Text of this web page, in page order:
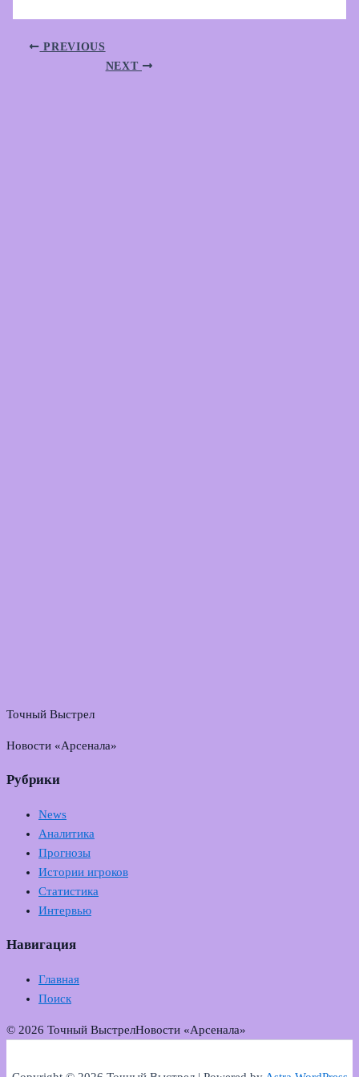
PREVIOUS
NEXT
Точный Выстрел
Новости «Арсенала»
Рубрики
News
Аналитика
Прогнозы
Истории игроков
Статистика
Интервью
Навигация
Главная
Поиск
© 2026 Точный ВыстрелНовости «Арсенала»